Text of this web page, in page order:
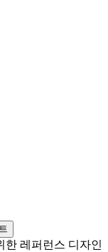
한 레퍼런스 디자인